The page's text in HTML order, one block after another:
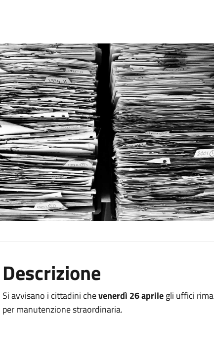
Descrizione
Si avvisano i cittadini chevenerdì 26 aprilegli uffici
per manutenzione straordinaria.